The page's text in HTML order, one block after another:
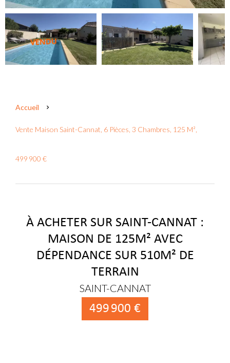
Accueil
Vente Maison Saint-Cannat, 6 Pièces, 3 Chambres, 125 M²,
499 900 €
À ACHETER SUR SAINT-CANNAT :
MAISON DE 125M² AVEC
DÉPENDANCE SUR 510M² DE
TERRAIN
SAINT-CANNAT
499 900 €